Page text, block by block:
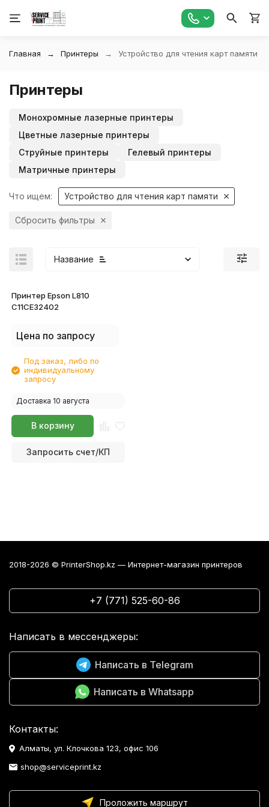
Главная Принтеры Устройство для чтения карт памяти
Принтеры
Монохромные лазерные принтеры
Цветные лазерные принтеры
Струйные принтеры
Гелевый принтеры
Матричные принтеры
Что ищем: Устройство для чтения карт памяти
Сбросить фильтры
Название
Принтер Epson L810
C11CE32402
Цена по запросу
Под заказ, либо по
индивидуальному
запросу
Доставка 10 августа
В корзину
Запросить счет/КП
2018-2026 © PrinterShop.kz — Интернет-магазин принтеров
+7 (771) 525-60-86
Написать в мессенджеры:
Написать в Telegram
Написать в Whatsapp
Контакты:
Алматы, ул. Клочкова 123, офис 106
shop@serviceprint.kz
Проложить маршрут